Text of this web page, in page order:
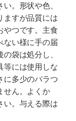
。形状や色、
ますが品質には
やつです。主食
ない様に手の届
袋は処分し、
等には使用しな
に多少のバラつ
せん。よくか
い。与える際は